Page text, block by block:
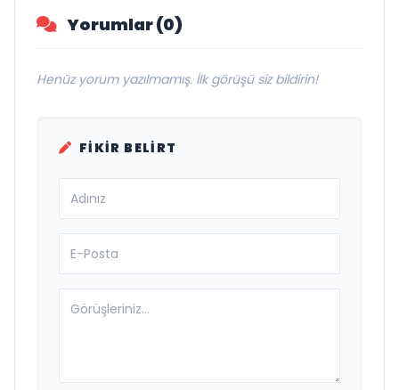
Yorumlar (0)
Henüz yorum yazılmamış. İlk görüşü siz bildirin!
FIKIR BELIRT